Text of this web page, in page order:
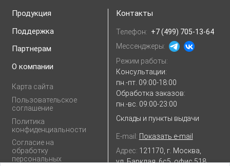
Продукция
Поддержка
Партнерам
О компании
Карта сайта
Пользовательское
соглашение
Политика
конфиденциальности
Согласие на
обработку
персональных
Контакты
Телефон: +7 (499) 705-13-64
Мессенджеры:
Режим работы:
Консультации:
пн.-пт. 09:00-18:00
Обработка заказов:
пн.-вс. 09:00-23:00
Склады и пункты выдачи
E-mail: Показать e-mail
Адрес: 121170, г. Москва,
ул. Барклая, 6с5, офис 518